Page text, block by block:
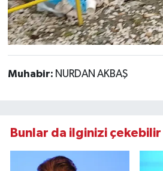
Muhabir: NURDAN AKBAŞ
Bunlar da ilginizi çekebilir